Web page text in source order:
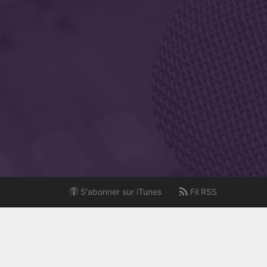
S'abonner sur iTunes Fil RSS